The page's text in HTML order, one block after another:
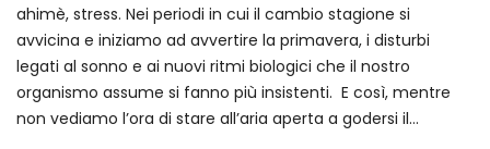
ahimè, stress. Nei periodi in cui il cambio stagione si
avvicina e iniziamo ad avvertire la primavera, i disturbi
legati al sonno e ai nuovi ritmi biologici che il nostro
organismo assume si fanno più insistenti. E così, mentre
non vediamo l’ora di stare all’aria aperta a godersi il…